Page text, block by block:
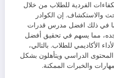
الفردية للطلاب من خلال
والاستكشاف. إن الكوادر
بما في ذلك افضل مدرس قدرات
مما يسهم في تحقيق أفضل
الأكاديمي للطلاب. بالتالي،
الدراسي ويتأهلون بشكل
والخبرات الممكنة.